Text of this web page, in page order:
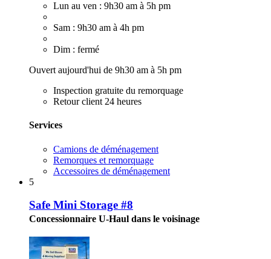
Lun au ven : 9h30 am à 5h pm
Sam : 9h30 am à 4h pm
Dim : fermé
Ouvert aujourd'hui de 9h30 am à 5h pm
Inspection gratuite du remorquage
Retour client 24 heures
Services
Camions de déménagement
Remorques et remorquage
Accessoires de déménagement
5
Safe Mini Storage #8
Concessionnaire U-Haul dans le voisinage